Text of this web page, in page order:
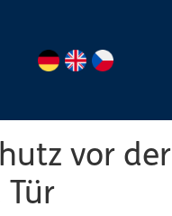
vor der
Tür